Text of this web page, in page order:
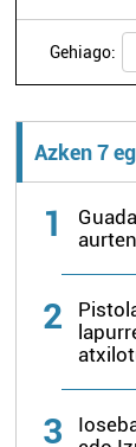
Gehiago:
Azken 7
1
2
3